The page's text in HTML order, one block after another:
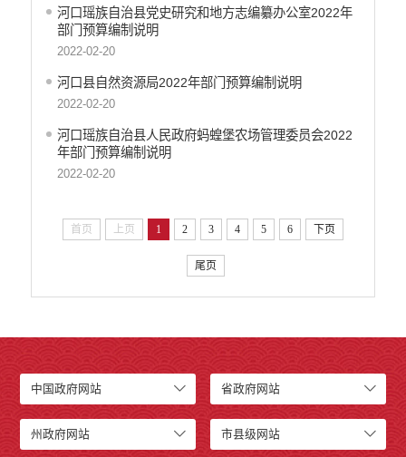
河口瑶族自治县党史研究和地方志编纂办公室2022年
部门预算编制说明
2022-02-20
河口县自然资源局2022年部门预算编制说明
2022-02-20
河口瑶族自治县人民政府蚂蝗堡农场管理委员会2022
年部门预算编制说明
2022-02-20
首页 上页 1 2 3 4 5 6 下页
尾页
中国政府网站 省政府网站
州政府网站 市县级网站